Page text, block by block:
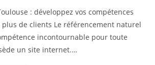
: développez vos compétences
de clients Le référencement naturel
incontournable pour toute
un site internet.…